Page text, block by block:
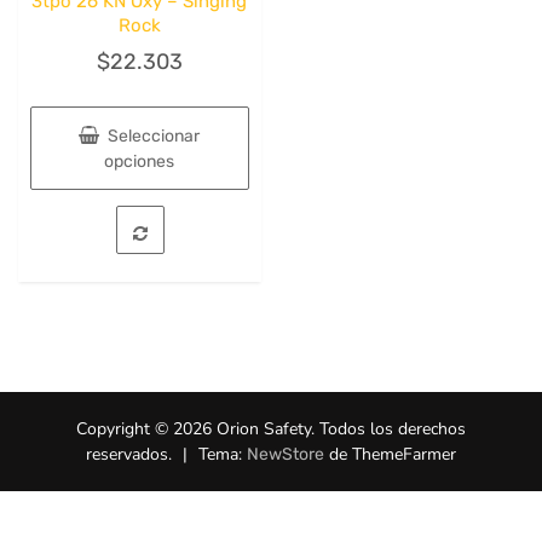
Rock
$22.303
Seleccionar
opciones
Este
producto
tiene
elegir
en
Copyright © 2026 Orion Safety. Todos los derechos
reservados. | Tema: NewStore de ThemeFarmer